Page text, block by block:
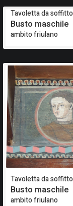
Tavoletta da soffitto
Busto maschile
ambito friulano
Tavoletta da soffitto
Busto maschile
ambito friulano